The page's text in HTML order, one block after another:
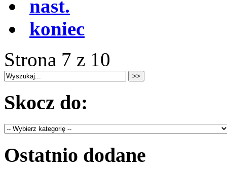
nast.
koniec
Strona 7 z 10
Skocz do:
Ostatnio dodane